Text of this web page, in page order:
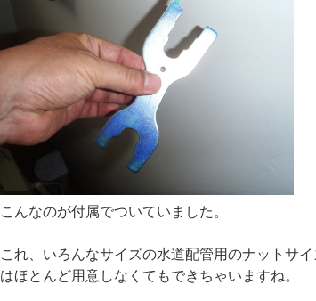
こんなのが付属でついていました。
これ、いろんなサイズの水道配管用のナットサ
はほとんど用意しなくてもできちゃいますね。